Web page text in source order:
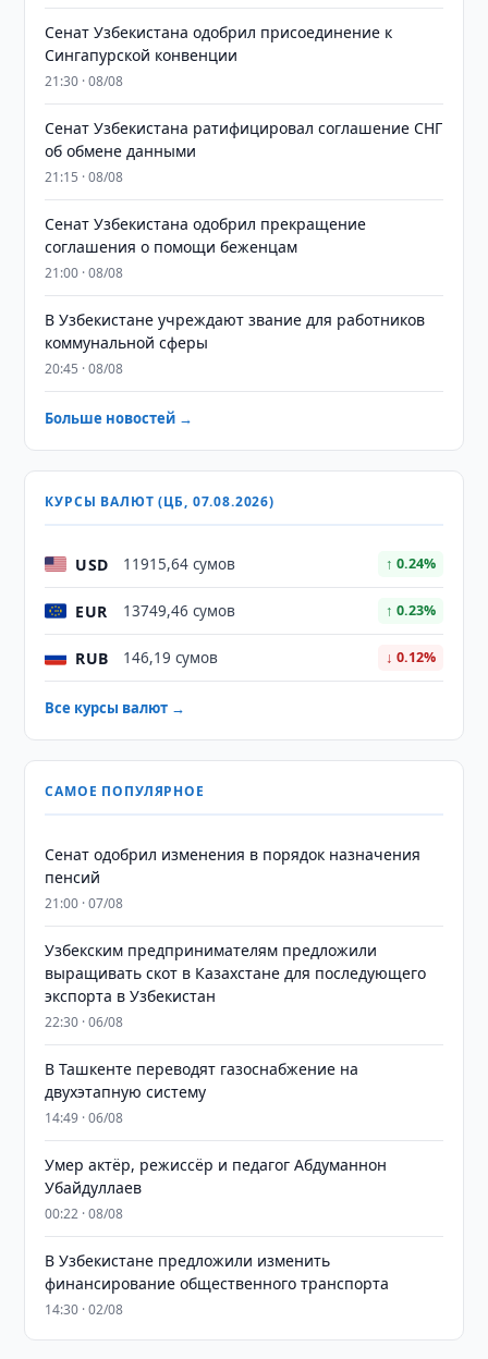
Сенат Узбекистана одобрил присоединение к
Сингапурской конвенции
21:30 · 08/08
Сенат Узбекистана ратифицировал соглашение СНГ
об обмене данными
21:15 · 08/08
Сенат Узбекистана одобрил прекращение
соглашения о помощи беженцам
21:00 · 08/08
В Узбекистане учреждают звание для работников
коммунальной сферы
20:45 · 08/08
Больше новостей →
КУРСЫ ВАЛЮТ (ЦБ, 07.08.2026)
USD 11915,64 сумов ↑ 0.24%
EUR 13749,46 сумов ↑ 0.23%
RUB 146,19 сумов ↓ 0.12%
Все курсы валют →
САМОЕ ПОПУЛЯРНОЕ
Сенат одобрил изменения в порядок назначения
пенсий
21:00 · 07/08
Узбекским предпринимателям предложили
выращивать скот в Казахстане для последующего
экспорта в Узбекистан
22:30 · 06/08
В Ташкенте переводят газоснабжение на
двухэтапную систему
14:49 · 06/08
Умер актёр, режиссёр и педагог Абдуманнон
Убайдуллаев
00:22 · 08/08
В Узбекистане предложили изменить
финансирование общественного транспорта
14:30 · 02/08